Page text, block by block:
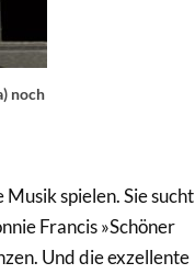
noch
spielen. Sie sucht
Francis »Schöner
Und die exzellente